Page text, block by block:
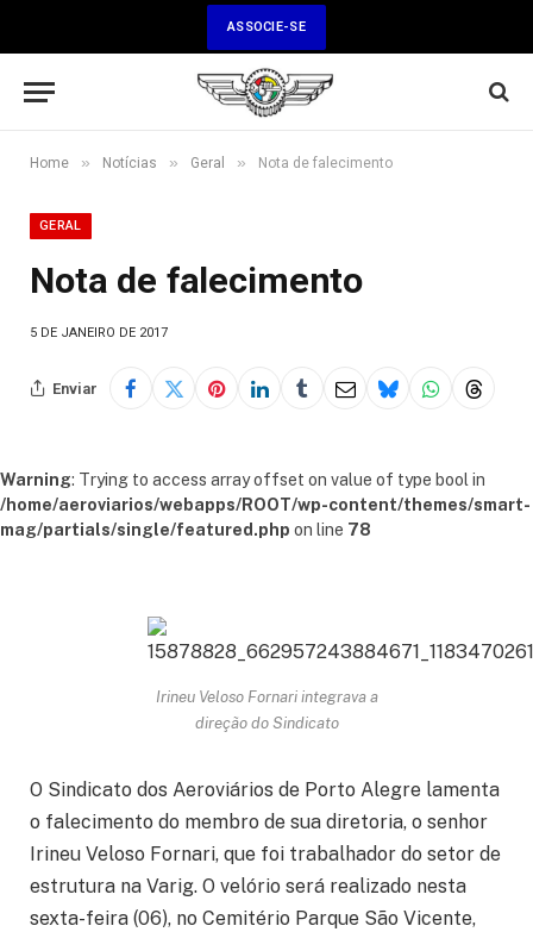
ASSOCIE-SE
Home » Notícias » Geral » Nota de falecimento
GERAL
Nota de falecimento
5 DE JANEIRO DE 2017
Enviar
Warning: Trying to access array offset on value of type bool in
/home/aeroviarios/webapps/ROOT/wp-content/themes/smart-
mag/partials/single/featured.php on line 78
Irineu Veloso Fornari integrava a
direção do Sindicato
O Sindicato dos Aeroviários de Porto Alegre lamenta
o falecimento do membro de sua diretoria, o senhor
Irineu Veloso Fornari, que foi trabalhador do setor de
estrutura na Varig. O velório será realizado nesta
sexta-feira (06), no Cemitério Parque São Vicente,